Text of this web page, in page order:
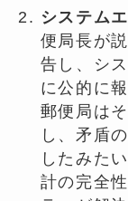
システム
便局長が
告し、シ
に公的に
郵便局は
し、矛盾
したみた
計の完全